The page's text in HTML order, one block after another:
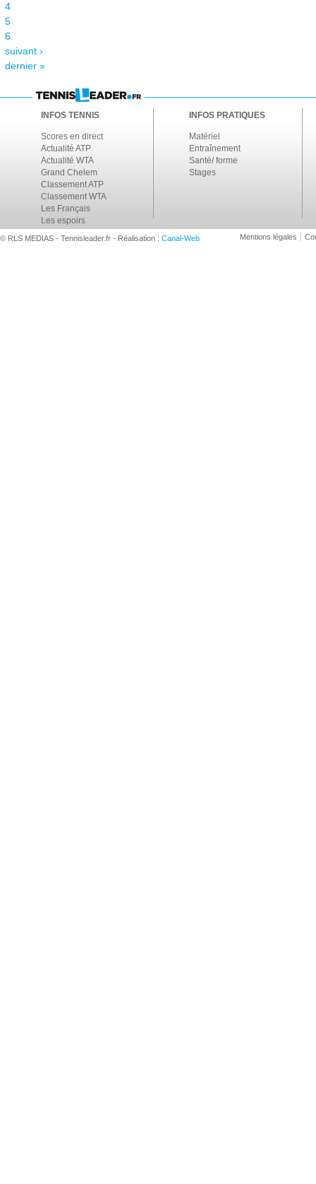
4
5
6
suivant ›
dernier »
INFOS TENNIS
Scores en direct
Actualité ATP
Actualité WTA
Grand Chelem
Classement ATP
Classement WTA
Les Français
Les espoirs
INFOS PRATIQUES
Matériel
Entraînement
Santé/ forme
Stages
© RLS MEDIAS - Tennisleader.fr - Réalisation : Canal-Web Mentions légales